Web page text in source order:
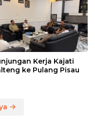
Kerja Kajati
ke Pulang Pisau